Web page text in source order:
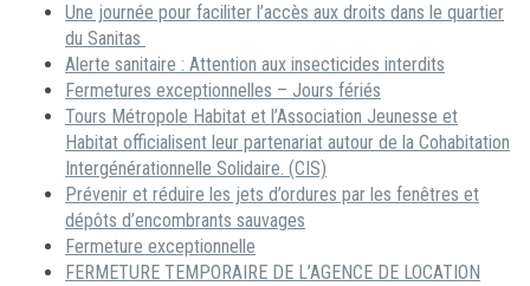
Une journée pour faciliter l’accès aux droits dans le quartier
du Sanitas
Alerte sanitaire : Attention aux insecticides interdits
Fermetures exceptionnelles – Jours fériés
Tours Métropole Habitat et l’Association Jeunesse et
Habitat officialisent leur partenariat autour de la Cohabitation
Intergénérationnelle Solidaire. (CIS)
Prévenir et réduire les jets d’ordures par les fenêtres et
dépôts d’encombrants sauvages
Fermeture exceptionnelle
FERMETURE TEMPORAIRE DE L’AGENCE DE LOCATION